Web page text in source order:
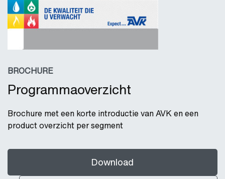
BROCHURE
Programmaoverzicht
Brochure met een korte introductie van AVK en een
product overzicht per segment
Download